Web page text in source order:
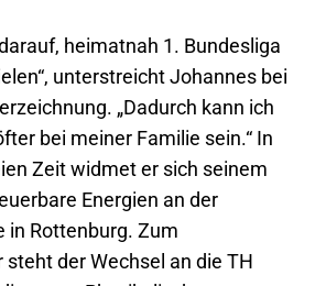
heimatnah 1. Bundesliga
unterstreicht Johannes bei
„Dadurch kann ich
bei meiner Familie sein.“ In
Zeit widmet er sich seinem
Energien an der
in Rottenburg. Zum
der Wechsel an die TH